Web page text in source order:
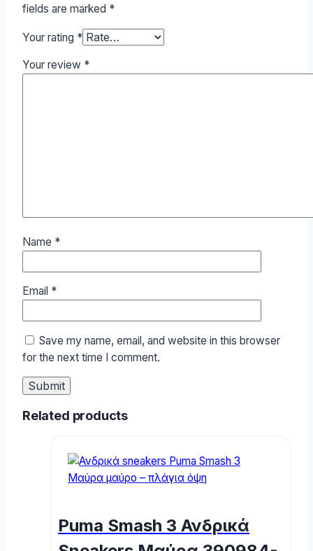
fields are marked *
Your rating *
Your review *
Name *
Email *
Save my name, email, and website in this browser
for the next time I comment.
Related products
Puma Smash 3 Ανδρικά